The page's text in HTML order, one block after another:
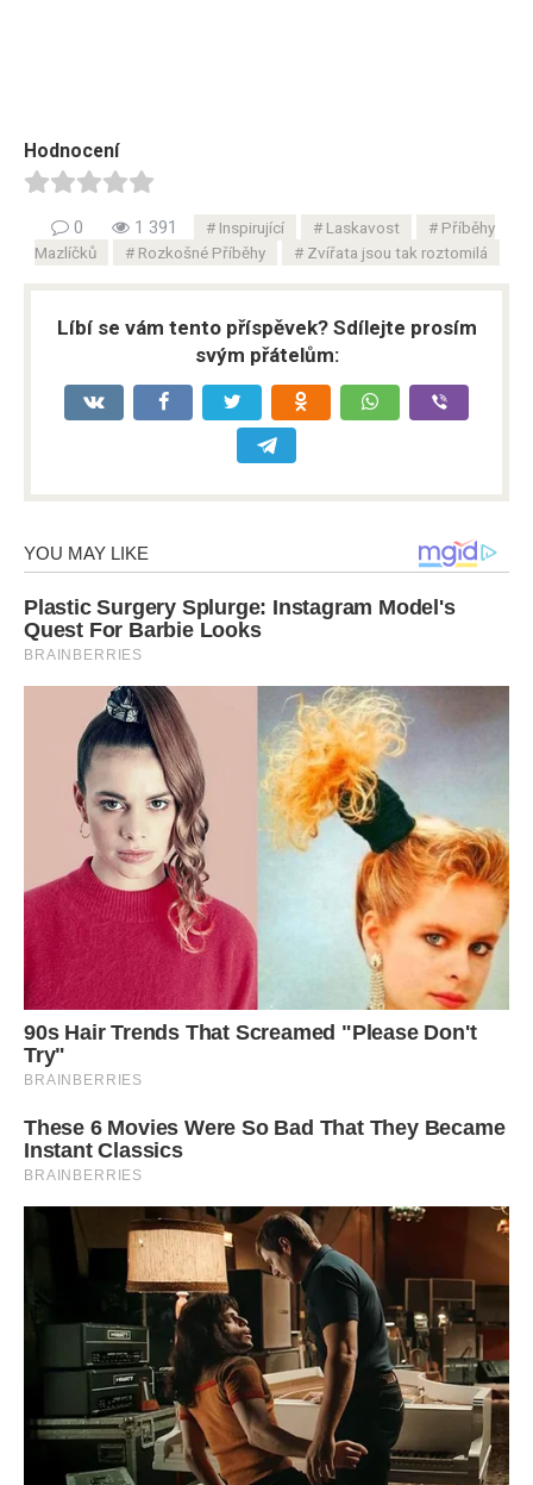
Hodnocení
0 1 391 Inspirující Laskavost
Příběhy
Mazlíčků
Rozkošné Příběhy Zvířata jsou tak roztomilá
Líbí se vám tento příspěvek? Sdílejte prosím
svým přátelům: